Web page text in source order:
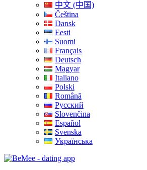
中文 (中国)
Čeština
Dansk
Eesti
Suomi
Français
Deutsch
Magyar
Italiano
Polski
Română
Русский
Slovenčina
Español
Svenska
Українська